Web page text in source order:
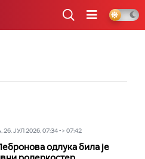
ЈУЛ 2026, 07:34 -> 07:42
одлука била је